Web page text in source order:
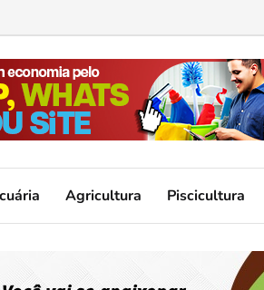
Agricultura Piscicultura